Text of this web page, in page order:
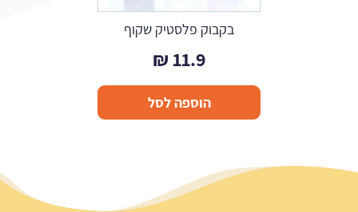
בקבוק פלסטיק שקוף
11.9
₪
הוספה לסל